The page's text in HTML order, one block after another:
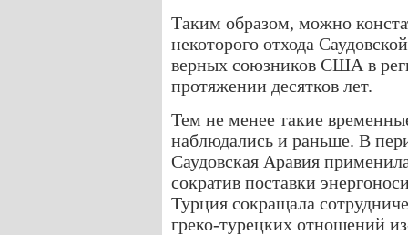
Таким образом, можно
некоторого отхода
верных союзников США в
протяжении десятков лет.
Тем не менее такие
наблюдались и раньше. В
Саудовская Аравия
сократив поставки
Турция сокращала
греко-турецких отношений